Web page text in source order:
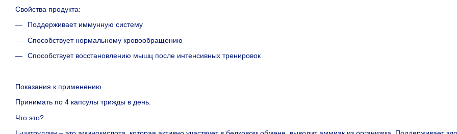
Свойства продукта:
Поддерживает иммунную систему
Способствует нормальному кровообращению
Способствует восстановлению мышц после интенсивных тренировок
Показания к применению
Принимать по 4 капсулы трижды в день.
Что это?